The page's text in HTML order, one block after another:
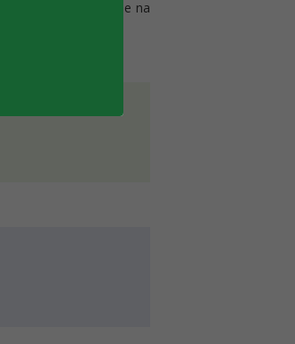
vôbec nedostane na